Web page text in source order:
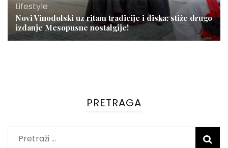
Lifestyle
Novi Vinodolski uz ritam tradicije i diska: stiže drugo
izdanje Mesopusne nostalgije!
PRETRAGA
Pretraži: